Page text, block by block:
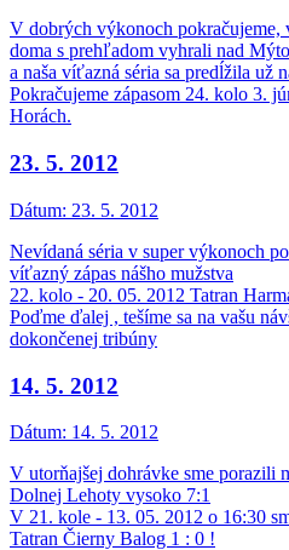
V dobrých výkonoch pokračujeme,
doma s prehľadom vyhrali nad
a naša víťazná séria sa predĺžila už
Pokračujeme zápasom 24. kolo 3.
Horách.
23. 5. 2012
Dátum: 23. 5. 2012
Nevídaná séria v super výkonoch
víťazný zápas nášho mužstva
22. kolo - 20. 05. 2012 Tatran
Poďme ďalej , tešíme sa na vašu
dokončenej tribúny
14. 5. 2012
Dátum: 14. 5. 2012
V utorňajšej dohrávke sme porazili
Dolnej Lehoty vysoko 7:1
V 21. kole - 13. 05. 2012 o 16:30
Tatran Čierny Balog 1 : 0 !